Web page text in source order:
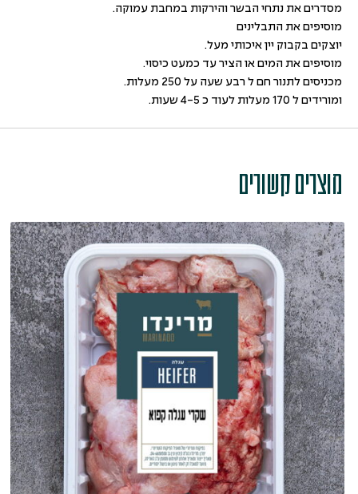
מסדרים את נתחי הבשר והירקות במחבת עמוקה.
מוסיפים את התבלינים
יוצקים בקבוק יין איכותי מעל.
מוסיפים את המים או הציר עד כמעט כיסוי.
מכניסים לתנור חם ל רבע שעה על 250 מעלות.
ומורידים ל 170 מעלות לעוד כ 4-5 שעות.
מוצרים קשורים